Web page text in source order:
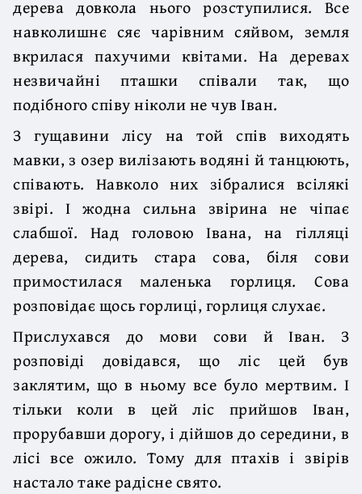
дерева довкола нього розступилися. Все
навколишнє сяє чарівним сяйвом, земля
вкрилася пахучими квітами. На деревах
незвичайні пташки співали так, що
подібного співу ніколи не чув Іван.
З гущавини лісу на той спів виходять
мавки, з озер вилізають водяні й танцюють,
співають. Навколо них зібралися всілякі
звірі. І жодна сильна звірина не чіпає
слабшої. Над головою Івана, на гілляці
дерева, сидить стара сова, біля сови
примостилася маленька горлиця. Сова
розповідає щось горлиці, горлиця слухає.
Прислухався до мови сови й Іван. З
розповіді довідався, що ліс цей був
заклятим, що в ньому все було мертвим. І
тільки коли в цей ліс прийшов Іван,
прорубавши дорогу, і дійшов до середини, в
лісі все ожило. Тому для птахів і звірів
настало таке радісне свято.